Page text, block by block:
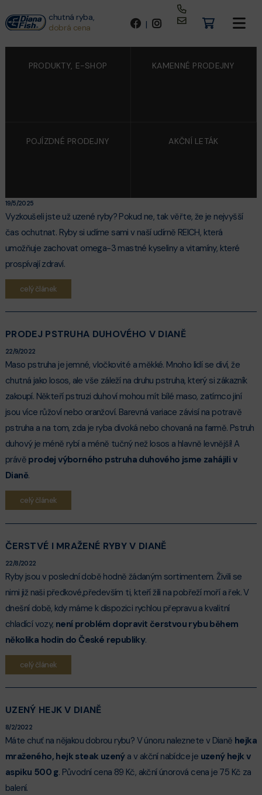
chutná ryba,
dobrá cena
|
PRODUKTY, E-SHOP KAMENNÉ PRODEJNY
POJÍZDNÉ PRODEJNY AKČNÍ LETÁK
19/5/2025
Vyzkoušeli jste už uzené ryby? Pokud ne, tak věřte, že je nejvyšší
čas ochutnat. Ryby si udíme sami v naší udírně REICH, která
umožňuje zachovat omega-3 mastné kyseliny a vitamíny, které
prospívají zdraví.
celý článek
PRODEJ PSTRUHA DUHOVÉHO V DIANĚ
22/9/2022
Maso pstruha je jemné, vločkovité a měkké. Mnoho lidí se diví, že
chutná jako losos, ale vše záleží na druhu pstruha, který si zákazník
zakoupí. Někteří pstruzi duhoví mohou mít bílé maso, zatímco jiní
jsou více růžoví nebo oranžoví. Barevná variace závisí na potravě
pstruha a na tom, zda je ryba divoká nebo chovaná na farmě. Pstruh
duhový je méně rybí a méně tučný než losos a hlavně levnější! A
právě prodej výborného pstruha duhového jsme zahájili v
Dianě.
celý článek
ČERSTVÉ I MRAŽENÉ RYBY V DIANĚ
22/8/2022
Ryby jsou v poslední době hodně žádaným sortimentem. Živili se
nimi již naši předkové,především ti, kteří žili na pobřeží moří a řek. V
dnešní době, kdy máme k dispozici rychlou přepravu a kvalitní
chladící vozy, není problém dopravit čerstvou rybu během
několika hodin do České republiky.
celý článek
UZENÝ HEJK V DIANĚ
8/2/2022
Máte chuť na nějakou dobrou rybu? V únoru naleznete v Dianě hejka
mraženého, hejk steak uzenýa v akční nabídce je uzený hejk v
aspiku 500 g. Původní cena 89 Kč, akční únorová cena je 75 Kč za
balení.